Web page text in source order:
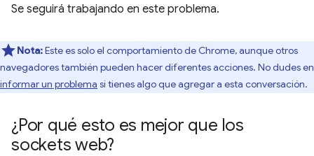
Se seguirá trabajando en este problema.
Nota:Este es solo el comportamiento de Chrome, aunque otros
navegadores también pueden hacer diferentes acciones. No dudes en
informar un problema si tienes algo que agregar a esta conversación.
¿Por qué esto es mejor que los
sockets web?